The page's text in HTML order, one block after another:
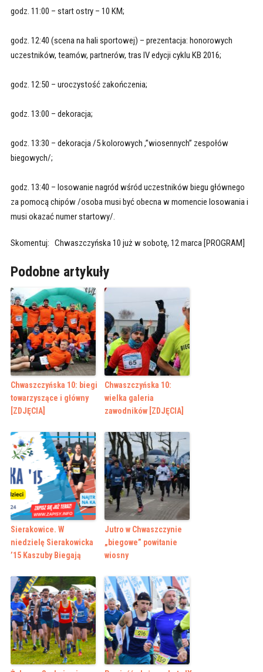
godz. 11:00 – start ostry – 10 KM;
godz. 12:40 (scena na hali sportowej) – prezentacja: honorowych
uczestników, teamów, partnerów, tras IV edycji cyklu KB 2016;
godz. 12:50 – uroczystość zakończenia;
godz. 13:00 – dekoracja;
godz. 13:30 – dekoracja /5 kolorowych ,”wiosennych” zespołów
biegowych/;
godz. 13:40 – losowanie nagród wśród uczestników biegu głównego
za pomocą chipów /osoba musi być obecna w momencie losowania i
musi okazać numer startowy/.
Skomentuj: Chwaszczyńska 10 już w sobotę, 12 marca [PROGRAM]
Podobne artykuły
Chwaszczyńska 10: biegi
towarzyszące i główny
[ZDJĘCIA]
Chwaszczyńska 10:
wielka galeria
zawodników [ZDJĘCIA]
Sierakowice. W
niedzielę Sierakowicka
’15 Kaszuby Biegają
Jutro w Chwaszczynie
„biegowe” powitanie
wiosny